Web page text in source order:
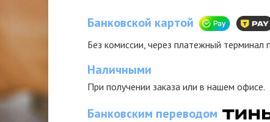
Банковской картой
Без комиссии, через платежный терминал
Наличными
При получении заказа или в нашем офисе.
Банковским переводом